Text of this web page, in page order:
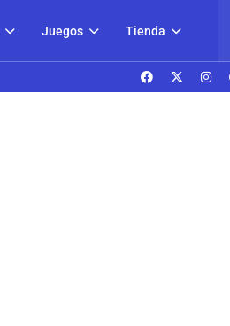
Juegos Tienda